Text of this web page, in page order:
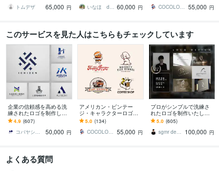
幅広いデザインをご提案
トムデザ
65,000 円
します！
いなほ design 60,000 円
ザイン
COCOLOCO 55,000 円
このサービスを見た人はこちらもチェックしています
企業の信頼感を高める洗
練されたロゴを制作しま
す 500件超の実績。想い
を整理し、長く使えるロ
ゴへ設計します
4.9 (607)
コバヤシ タイジ
50,000 円
アメリカン・ビンテー
ジ・キャラクターロゴ制
作します イラストで印象
付ける、ココロに届くデ
ザイン
5.0 (134)
COCOLOCO 55,000 円
プロがシンプルで洗練さ
れたロゴを制作いたしま
す 【プロ認定デザイナ
ー】【JAGDA正会員】
【評価 5.0】
5.0 (605)
sgmr design
100,000 円
よくある質問